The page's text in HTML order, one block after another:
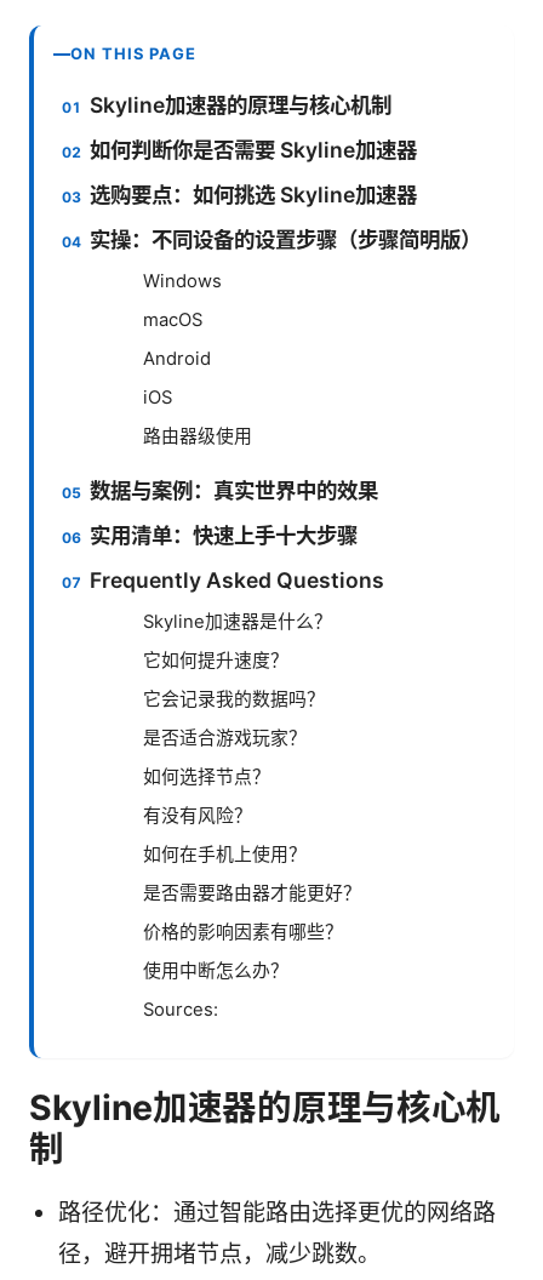
ON THIS PAGE
Skyline加速器的原理与核心机制
如何判断你是否需要 Skyline加速器
选购要点：如何挑选 Skyline加速器
实操：不同设备的设置步骤（步骤简明版）
Windows
macOS
Android
iOS
路由器级使用
数据与案例：真实世界中的效果
实用清单：快速上手十大步骤
Frequently Asked Questions
Skyline加速器是什么？
它如何提升速度？
它会记录我的数据吗？
是否适合游戏玩家？
如何选择节点？
有没有风险？
如何在手机上使用？
是否需要路由器才能更好？
价格的影响因素有哪些？
使用中断怎么办？
Sources:
Skyline加速器的原理与核心机
制
路径优化：通过智能路由选择更优的网络路
径，避开拥堵节点，减少跳数。